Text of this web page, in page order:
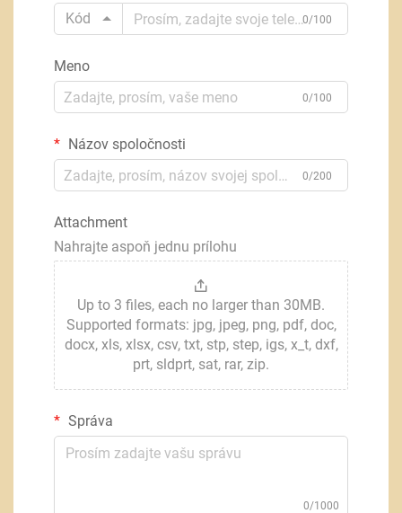
Kód
0/100
Meno
0/100
Názov spoločnosti
0/200
Attachment
Nahrajte aspoň jednu prílohu
Up to 3 files, each no larger than 30MB.
Supported formats: jpg, jpeg, png, pdf, doc,
docx, xls, xlsx, csv, txt, stp, step, igs, x_t, dxf,
prt, sldprt, sat, rar, zip.
Správa
0/1000